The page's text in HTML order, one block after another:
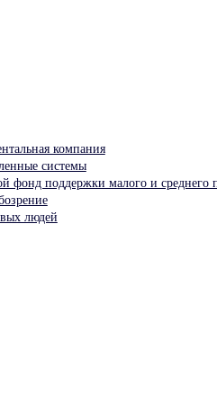
компания
системы
фонд поддержки малого и среднего
людей